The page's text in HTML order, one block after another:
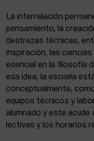
© Elías
Tabakalera ·
20012
T.
E.
La interrelación
pensamiento, la
destrezas técnicas,
inspiración, las ciencias
esencial en la filosofía
esa idea, la escuela
conceptualmente,
equipos técnicos y
alumnado y este acude
lectivas y los horarios